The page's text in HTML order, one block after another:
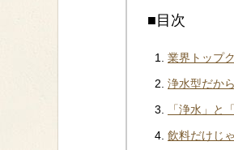
■目次
業界トップ
浄水型だか
「浄水」と
飲料だけじ